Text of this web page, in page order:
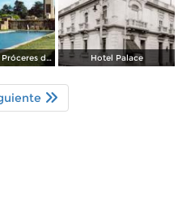
Obelisco a los Próceres de la Independencia Hotel Palace